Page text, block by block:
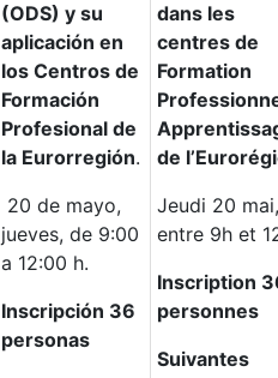
(ODS) y su
aplicación en
los Centros de
Formación
Profesional de
la Eurorregión.
20 de mayo,
jueves, de 9:00
a 12:00 h.
Inscripción 36
personas
dans les
centres de
Formation
de
Jeudi 20 mai,
entre 9h et
Inscription
personnes
Suivantes